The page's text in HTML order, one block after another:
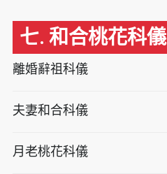
七. 和合桃花科儀
離婚辭祖科儀
夫妻和合科儀
月老桃花科儀